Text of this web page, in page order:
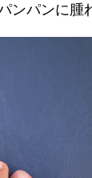
ンパンに腫